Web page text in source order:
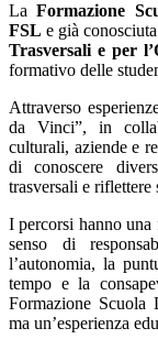
LaFormazione
FSL e già
Trasversali e per
formativo delle
Attraverso
da Vinci”, in
culturali, aziende e
di conoscere
trasversali e
I percorsi hanno
senso di
l’autonomia, la
tempo e la
Formazione Scuola
ma un’esperienza